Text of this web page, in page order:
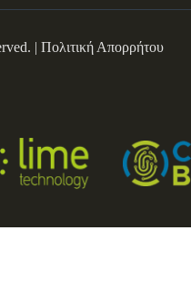
| Πολιτική Απορρήτου